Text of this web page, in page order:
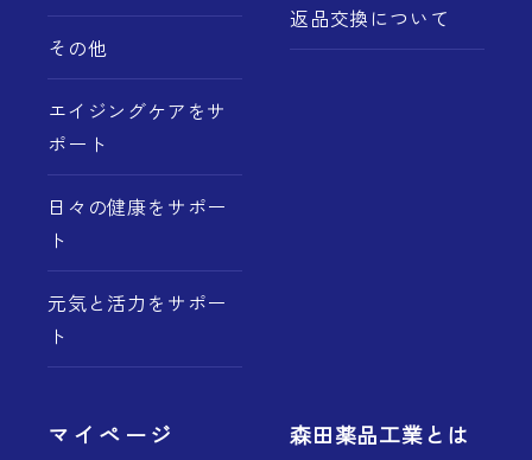
その他
エイジングケアをサ
ポート
日々の健康をサポー
ト
元気と活力をサポー
ト
返品交換について
マイページ
森田薬品工業とは